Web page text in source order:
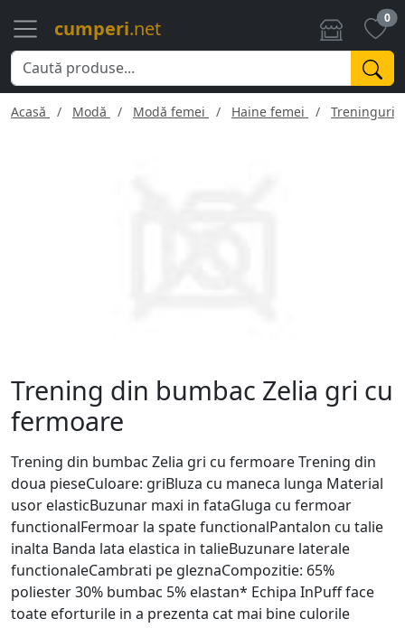
cumperi.net 0
Acasă Modă Modă femei Haine femei Treninguri
Trening din bumbac Zelia gri cu
fermoare
Trening din bumbac Zelia gri cu fermoare Trening din
doua pieseCuloare: griBluza cu maneca lunga Material
usor elasticBuzunar maxi in fataGluga cu fermoar
functionalFermoar la spate functionalPantalon cu talie
inalta Banda lata elastica in talieBuzunare laterale
functionaleCambrati pe gleznaCompozitie: 65%
poliester 30% bumbac 5% elastan* Echipa InPuff face
toate eforturile in a prezenta cat mai bine culorile